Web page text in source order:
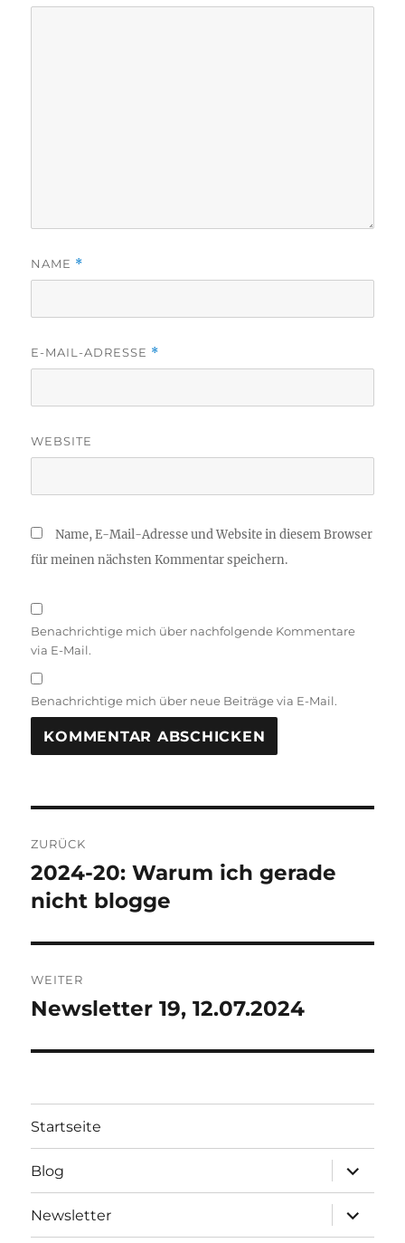
NAME *
E-MAIL-ADRESSE *
WEBSITE
Name, E-Mail-Adresse und Website in diesem Browser
für meinen nächsten Kommentar speichern.
Benachrichtige mich über nachfolgende Kommentare
via E-Mail.
Benachrichtige mich über neue Beiträge via E-Mail.
T
R
A
T
:
ZURÜCK
Vorheriger
Beitrag:
2024-20: Warum ich gerade
nicht blogge
WEITER
Nächster
Newsletter 19, 12.07.2024
Startseite
Blog
öffnen
Newsletter
öffnen